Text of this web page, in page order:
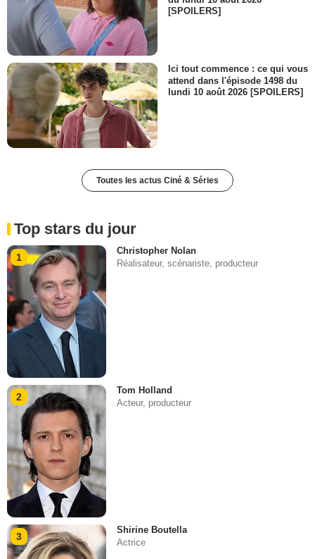
[SPOILERS]
Ici tout commence : ce qui vous
attend dans l'épisode 1498 du
lundi 10 août 2026 [SPOILERS]
Toutes les actus Ciné & Séries
Top stars du jour
1
Christopher Nolan
Réalisateur, scénariste, producteur
2
Tom Holland
Acteur, producteur
3
Shirine Boutella
Actrice